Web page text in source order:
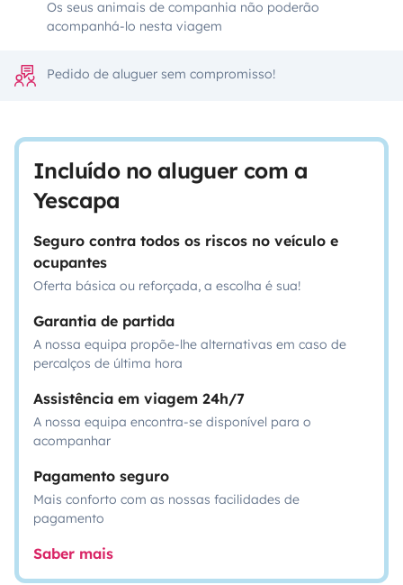
Os seus animais de companhia não poderão
acompanhá-lo nesta viagem
Pedido de aluguer sem compromisso!
Incluído no aluguer com a
Yescapa
Seguro contra todos os riscos no veículo e
ocupantes
Oferta básica ou reforçada, a escolha é sua!
Garantia de partida
A nossa equipa propõe-lhe alternativas em caso de
percalços de última hora
Assistência em viagem 24h/7
A nossa equipa encontra-se disponível para o
acompanhar
Pagamento seguro
Mais conforto com as nossas facilidades de
pagamento
Saber mais